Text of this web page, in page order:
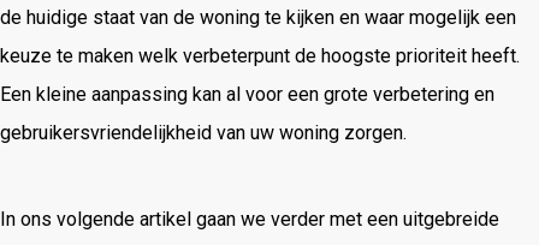
de huidige staat van de woning te kijken en waar mogelijk een
keuze te maken welk verbeterpunt de hoogste prioriteit heeft.
Een kleine aanpassing kan al voor een grote verbetering en
gebruikersvriendelijkheid van uw woning zorgen.
In ons volgende artikel gaan we verder met een uitgebreide